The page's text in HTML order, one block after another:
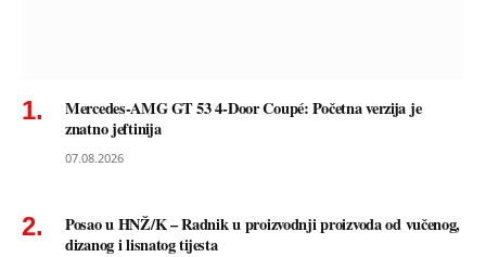
Mercedes-AMG GT 53 4-Door Coupé: Početna verzija je
znatno jeftinija
07.08.2026
Posao u HNŽ/K – Radnik u proizvodnji proizvoda od vučenog,
dizanog i lisnatog tijesta